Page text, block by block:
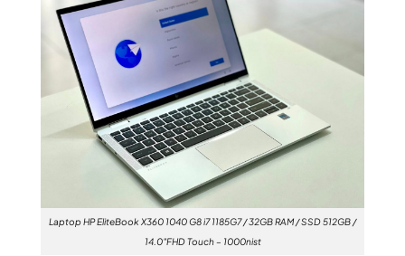
Laptop HP EliteBook X360 1040 G8 i7 1185G7 / 32GB RAM / SSD 512GB /
14.0″FHD Touch – 1000nist